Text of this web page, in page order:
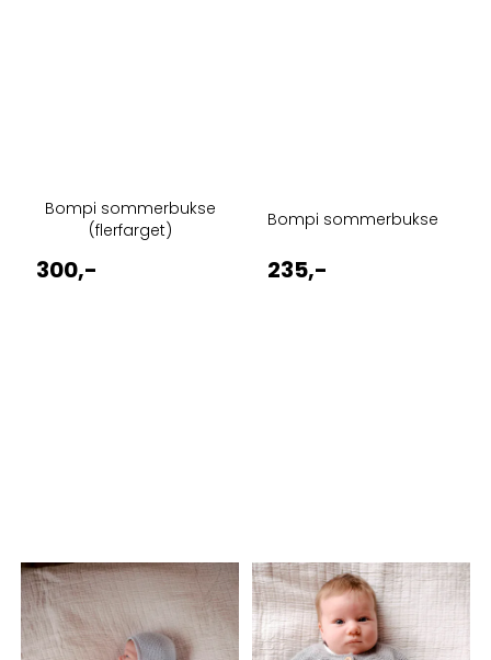
Bompi sommerbukse
(flerfarget)
300,-
Bompi sommerbukse
235,-